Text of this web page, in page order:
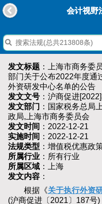
发文标题 ：上海市商务委
部门关于公布2022年度通
外资研发中心名单的公告
发文文号 ：沪商促进
发文部门 ：国家税务总局
政局,上海市商务委员会
发文时间 ：2022-12-21
实施时间 ：2022-12-21
法规类型 ：增值税优惠政
所属行业 ：所有行业
所属区域 ：上海
发文内容 ：
根据《关于执行外资
(沪商促进〔2021〕187号